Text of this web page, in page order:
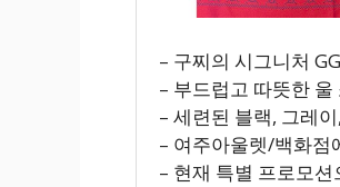
– 구찌의 시그니처
– 부드럽고 따뜻한
– 세련된 블랙, 그레
– 여주아울렛/백화점
– 현재 특별 프로모